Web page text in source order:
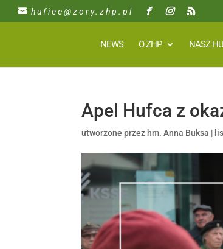
hufiec@zory.zhp.pl
NEWS O ZHP NASZ
Apel Hufca z
utworzone przez hm. Anna Buksa |